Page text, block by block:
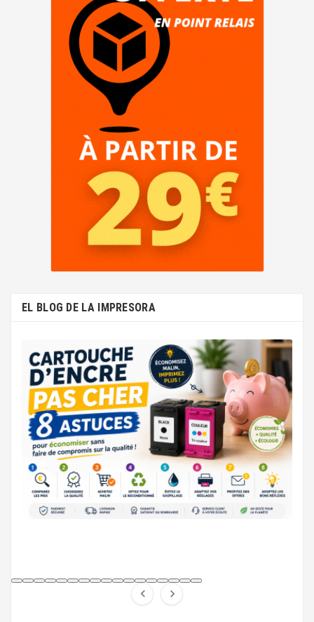
EL BLOG DE LA IMPRESORA
 